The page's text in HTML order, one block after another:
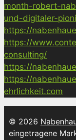
month-robert-
und-digitaler-
https://
https://
consulting/
https://
https://
ehrlichkeit.com
© 2026
eingetragene